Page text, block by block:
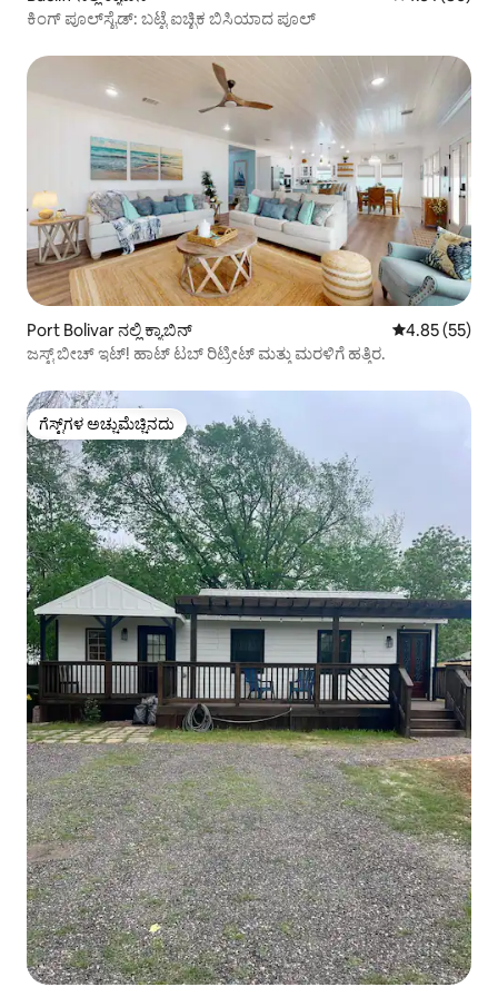
ಕಿಂಗ್ ಪೂಲ್‌ಸೈಡ್: ಬಟ್ಟೆ ಐಚ್ಛಿಕ ಬಿಸಿಯಾದ ಪೂಲ್
Port Bolivar ನಲ್ಲಿ ಕ್ಯಾಬಿನ್ 5 ರಲ್ಲಿ 4.85
4.85 (55)
ಜಸ್ಟ್ ಬೀಚ್ ಇಟ್! ಹಾಟ್ ಟಬ್ ರಿಟ್ರೀಟ್ ಮತ್ತು ಮರಳಿಗೆ ಹತ್ತಿರ.
ಗೆಸ್ಟ್‌ಗಳ ಅಚ್ಚುಮೆಚ್ಚಿನದು
ಗೆಸ್ಟ್‌ಗಳ ಅಚ್ಚುಮೆಚ್ಚಿನದು